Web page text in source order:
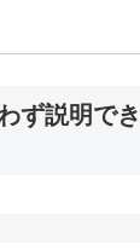
ず説明で